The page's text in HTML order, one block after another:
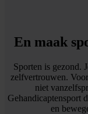
En maak
Sporten is gezond.
zelfvertrouwen.
niet
Gehandicaptensport
en